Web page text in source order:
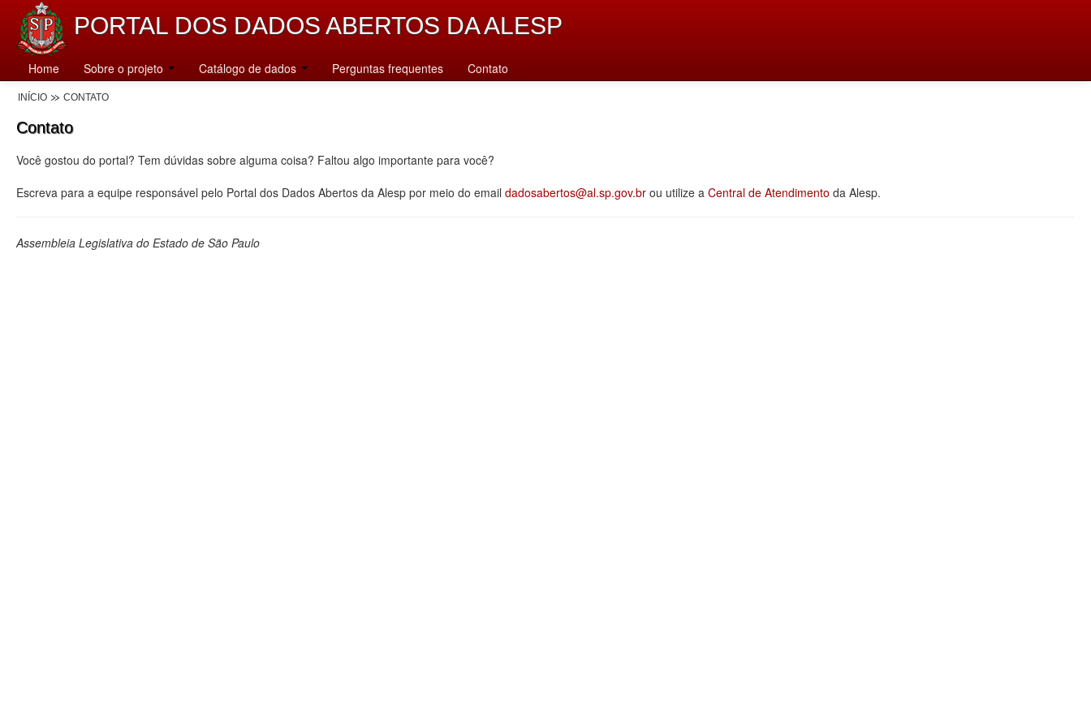
PORTAL DOS DADOS ABERTOS DA ALESP
Home Sobre o projeto Catálogo de dados Perguntas frequentes Contato
INÍCIO CONTATO
Contato
Você gostou do portal? Tem dúvidas sobre alguma coisa? Faltou algo importante para você?
Escreva para a equipe responsável pelo Portal dos Dados Abertos da Alesp por meio do email dadosabertos@al.sp.gov.br ou utilize a Central de Atendimento da Alesp.
Assembleia Legislativa do Estado de São Paulo